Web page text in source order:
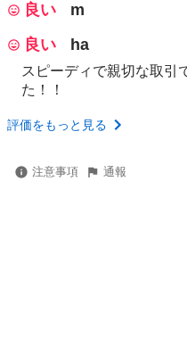
良い
m
良い
ha
スピーディで親切な取引
た！！
評価をもっと見る
注意事項 通報